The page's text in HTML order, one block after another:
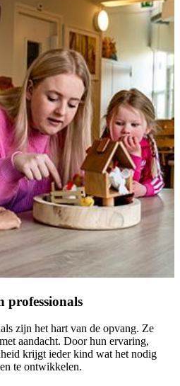
professionals
zijn het hart van de opvang. Ze
aandacht. Door hun ervaring,
krijgt ieder kind wat het nodig
te ontwikkelen.